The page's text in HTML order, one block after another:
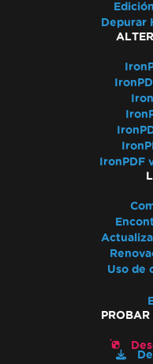
Depurar
IronPDF
Uso de